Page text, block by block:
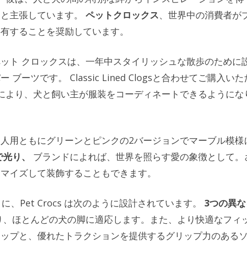
主張しています。
ペットクロックス、世界中の消費者が
することを奨励しています。
ト クロックスは、一年中スタイリッシュな散歩のために
ブーツです。 Classic Lined Clogsと合わせてご購入いた
より、犬と飼い主が服装をコーディネートできるようにな
用ともにグリーンとピンクの2バージョンでマーブル模様
り、 ブランドによれば、世界を照らす愛の象徴として。
イズして装飾することもできます。
、Pet Crocs は次のように設計されています。
3つの異
ほとんどの犬の脚に適応します。また、より快適なフィ
プと、優れたトラクションを提供するグリップ力のある